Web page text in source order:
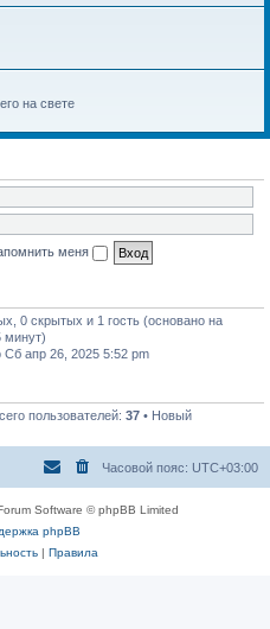
на свете
меня
0 скрытых и 1 гость (основано на
минут)
Сб апр 26, 2025 5:52 pm
пользователей: 37 • Новый
Часовой пояс: UTC+03:00
Software © phpBB Limited
phpBB
| Правила